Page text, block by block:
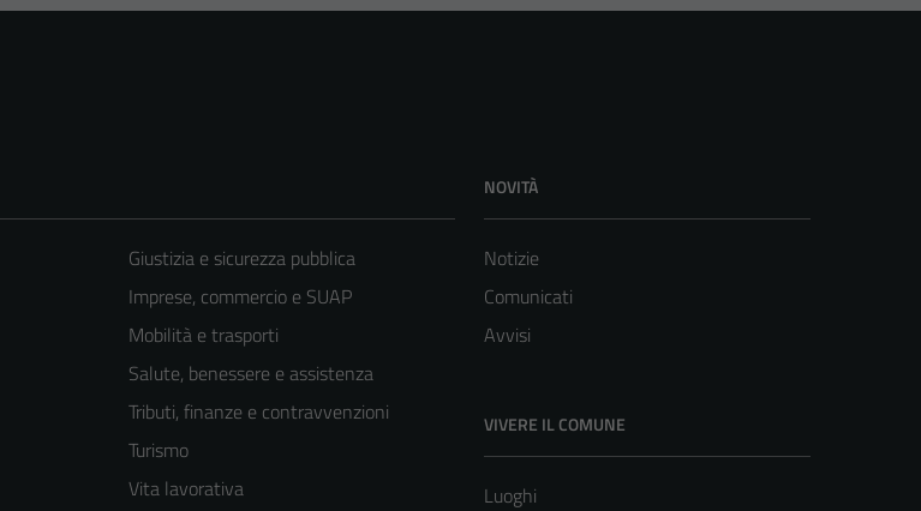
Giustizia e sicurezza pubblica
Imprese, commercio e SUAP
Mobilità e trasporti
Salute, benessere e assistenza
Tributi, finanze e contravvenzioni
Turismo
Vita lavorativa
NOVITÀ
Notizie
Comunicati
Avvisi
VIVERE IL COMUNE
Luoghi